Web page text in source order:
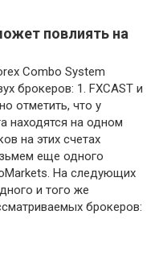
повлиять на
Combo System
брокеров: 1. FXCAST и
отметить, что у
находятся на одном
на этих счетах
еще одного
На следующих
и того же
брокеров: